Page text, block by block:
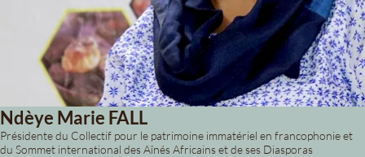
Ndèye Marie FALL
Présidente du Collectif pour le patrimoine immatériel en francophonie et
du Sommet international des Aînés Africains et de ses Diasporas